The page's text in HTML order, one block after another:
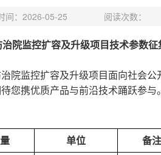
间：2026-05-25 阅读次数：
院监控扩容及升级项目技术参数征
院监控扩容及升级项目 面向社会公
您携优质产品与前沿技术踊跃参与
单位
备注